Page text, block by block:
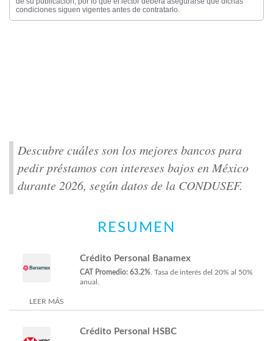
condiciones siguen vigentes antes de contratarlo.
Descubre cuáles son los mejores bancos para
pedir préstamos con intereses bajos en México
durante 2026, según datos de la CONDUSEF.
RESUMEN
Crédito Personal Banamex
CAT Promedio: 63.2% . Tasa de interés del 20% al 50%
anual.
LEER MÁS
Crédito Personal HSBC